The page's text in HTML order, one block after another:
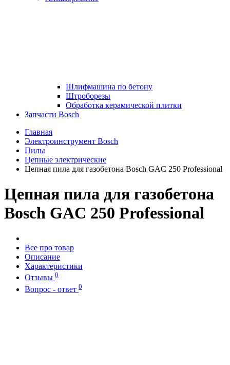
Шлифмашина по бетону
Штроборезы
Обработка керамической плитки
Запчасти Bosch
Главная
Электроинструмент Bosch
Пилы
Цепные электрические
Цепная пила для газобетона Bosch GAC 250 Professional
Цепная пила для газобетона
Bosch GAC 250 Professional
Все про товар
Описание
Характеристики
Отзывы 0
Вопрос - ответ 0